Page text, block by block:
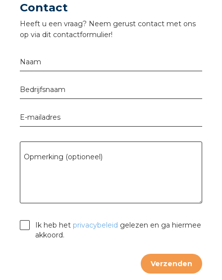
Contact
Heeft u een vraag? Neem gerust contact met ons
op via dit contactformulier!
Naam
Bedrijfsnaam
E-mailadres
Opmerking (optioneel)
Ik heb het privacybeleid gelezen en ga hiermee
akkoord.
Verzenden
installeren in beton
stekerbare vlakkabel
GST®
RST®